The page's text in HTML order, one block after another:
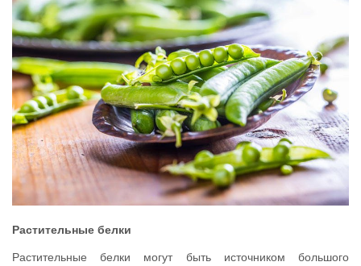
Растительные белки
Растительные белки могут быть источником большого